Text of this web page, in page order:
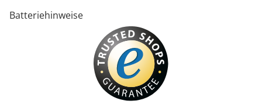
Batteriehinweise